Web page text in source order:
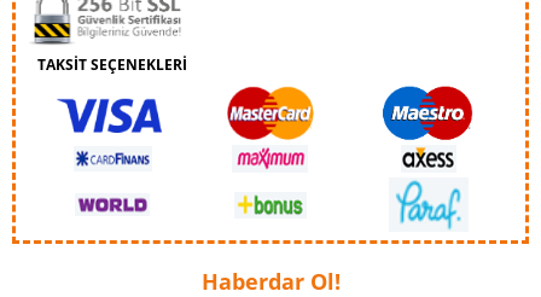
TAKSİT SEÇENEKLERİ
Haberdar Ol!